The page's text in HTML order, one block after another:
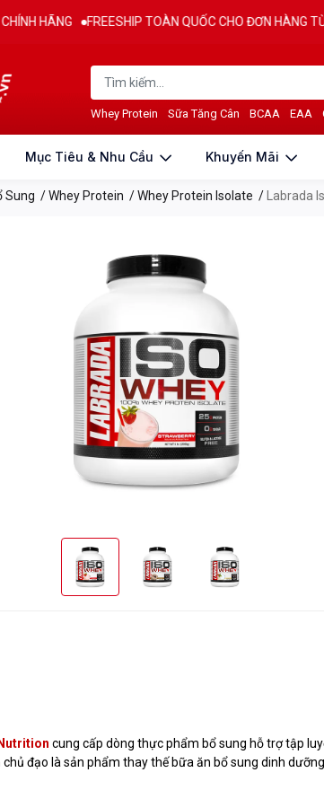
FREESHIP TOÀN QUỐC CHO ĐƠN HÀNG TỪ
Whey Protein Sữa Tăng Cân BCAA EAA
Mục Tiêu & Nhu Cầu Khuyến Mãi
Sung /Whey Protein /Whey Protein Isolate / Labrada
Đặc điểm nổi bật & Thành phần dinh dưỡng Đánh
cung cấp dòng thực phẩm bổ sung hỗ trợ tập
đạo là sản phẩm thay thế bữa ăn bổ sung dinh